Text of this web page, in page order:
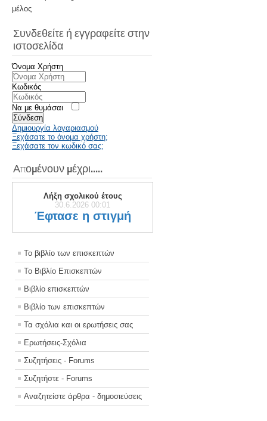
μέλος
Συνδεθείτε ή εγγραφείτε στην
ιστοσελίδα
Όνομα Χρήστη
Κωδικός
Να με θυμάσαι
Σύνδεση
Δημιουργία λογαριασμού
Ξεχάσατε το όνομα χρήστη;
Ξεχάσατε τον κωδικό σας;
Απομένουν μέχρι.....
Λήξη σχολικού έτους
30.6.2026 00:01
Έφτασε η στιγμή
Το βιβλίο των επισκεπτών
Το Βιβλίο Επισκεπτών
Βιβλίο επισκεπτών
Βιβλίο των επισκεπτών
Τα σχόλια και οι ερωτήσεις σας
Ερωτήσεις-Σχόλια
Συζητήσεις - Forums
Συζητήστε - Forums
Αναζητείστε άρθρα - δημοσιεύσεις